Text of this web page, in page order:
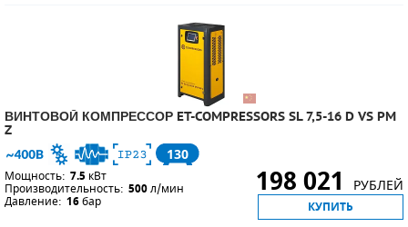
ВИНТОВОЙ КОМПРЕССОР ET-COMPRESSORS SL 7,5-16 D VS PM
Z
130
Мощность: 7.5 кВт
Производительность: 500л/мин
Давление: 16бар
198 021 РУБЛЕЙ
КУПИТЬ